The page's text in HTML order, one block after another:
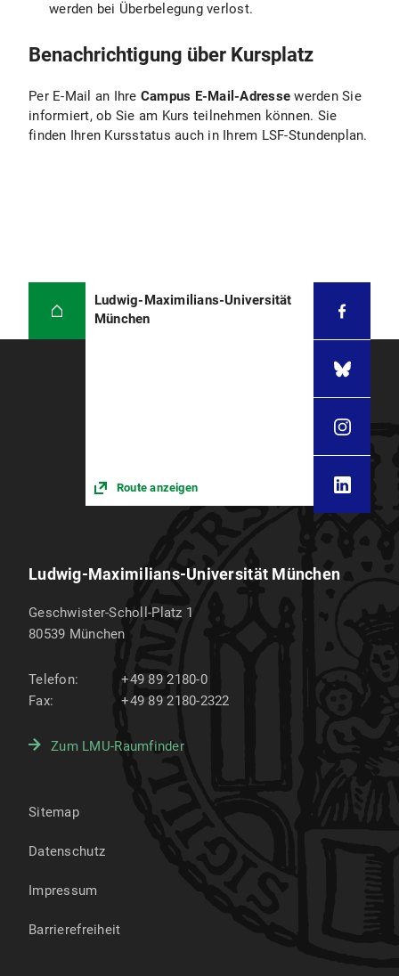
werden bei Überbelegung verlost.
Benachrichtigung über Kursplatz
Per E-Mail an Ihre Campus E-Mail-Adresse werden Sie
informiert, ob Sie am Kurs teilnehmen können. Sie
finden Ihren Kursstatus auch in Ihrem LSF-Stundenplan.
Ludwig-Maximilians-Universität
München
Route anzeigen
Ludwig-Maximilians-Universität München
Geschwister-Scholl-Platz 1
80539 München
Telefon:
+49 89 2180-0
Fax:
+49 89 2180-2322
Zum LMU-Raumfinder
Sitemap
Datenschutz
Impressum
Barrierefreiheit